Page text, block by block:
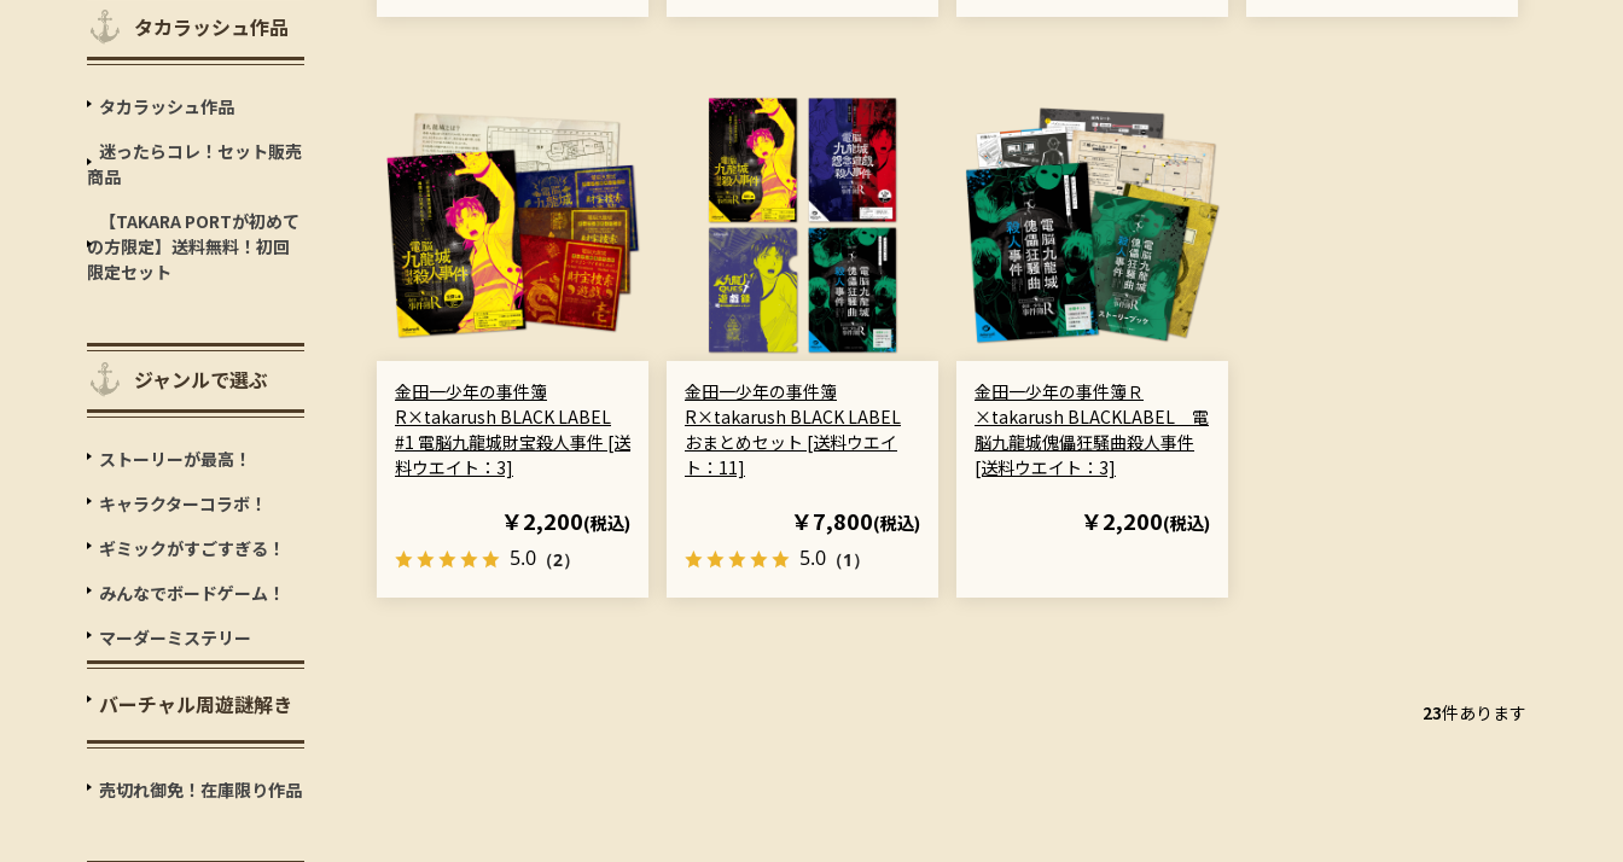
タカラッシュ作品
タカラッシュ作品
迷ったらコレ！セット販売
商品
【TAKARA PORTが初めて
の方限定】送料無料！初回
限定セット
ジャンルで選ぶ
ストーリーが最高！
キャラクターコラボ！
ギミックがすごすぎる！
みんなでボードゲーム！
マーダーミステリー
バーチャル周遊謎解き
売切れ御免！在庫限り作品
金田一少年の事件簿
R×takarush BLACK LABEL
#1 電脳九龍城財宝殺人事件 [送
料ウエイト：3]
￥2,200(税込)
5.0 （2）
金田一少年の事件簿
R×takarush BLACK LABEL
おまとめセット [送料ウエイ
ト：11]
￥7,800(税込)
5.0 （1）
金田一少年の事件簿Ｒ
×takarush BLACKLABEL 電
脳九龍城傀儡狂騒曲殺人事件
[送料ウエイト：3]
￥2,200(税込)
23件あります